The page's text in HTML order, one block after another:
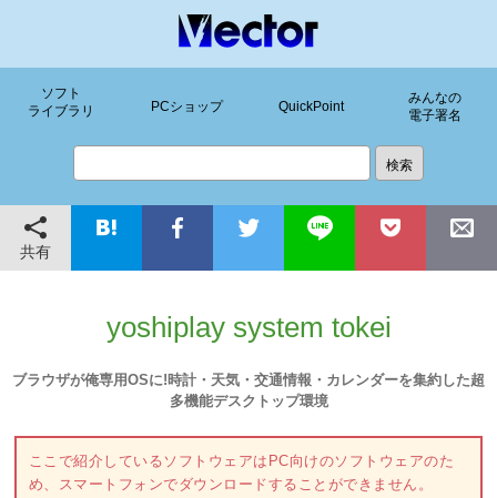
ソフト
ライブラリ
PCショップ QuickPoint
みんなの
電子署名
共有
yoshiplay system tokei
ブラウザが俺専用OSに!時計・天気・交通情報・カレンダーを集約した超
多機能デスクトップ環境
ここで紹介しているソフトウェアはPC向けのソフトウェアのた
め、スマートフォンでダウンロードすることができません。